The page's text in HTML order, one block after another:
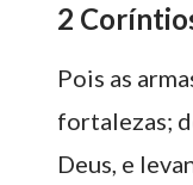
2
Pois as
fortalezas;
Deus, e